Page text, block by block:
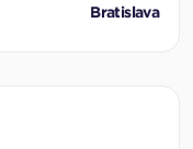
Bratislava